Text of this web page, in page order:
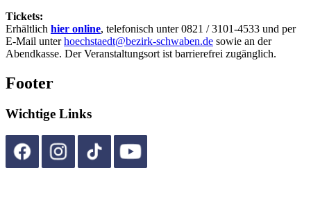
Tickets:
Erhältlich hier online, telefonisch unter 0821 / 3101-4533 und per
E-Mail unterhoechstaedt@bezirk-schwaben.de sowie an der
Abendkasse. Der Veranstaltungsort ist barrierefrei zugänglich.
Footer
Wichtige Links